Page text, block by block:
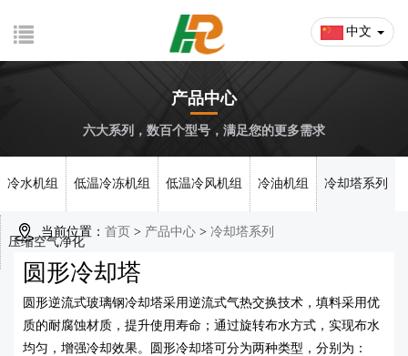
中文
产品中心
六大系列，数百个型号，满足您的更多需求
冷水机组 低温冷冻机组 低温冷风机组 冷油机组 冷却塔系列
压缩空气净化
当前位置： 首页 > 产品中心 > 冷却塔系列
圆形冷却塔
圆形逆流式玻璃钢冷却塔采用逆流式气热交换技术，填料采用优
质的耐腐蚀材质，提升使用寿命；通过旋转布水方式，实现布水
均匀，增强冷却效果。圆形冷却塔可分为两种类型，分别为：